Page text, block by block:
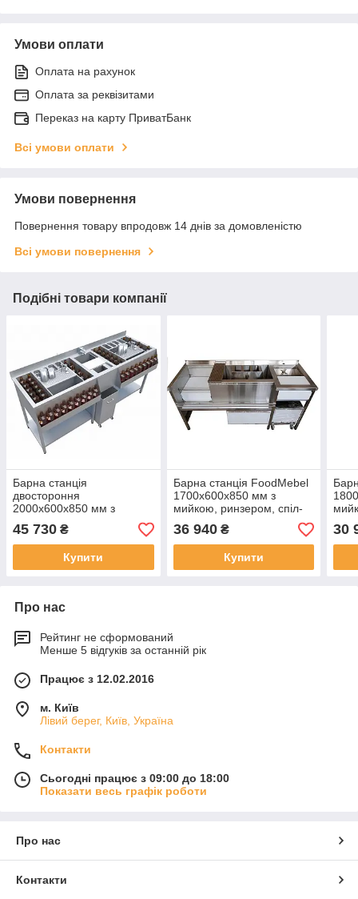
Умови оплати
Оплата на рахунок
Оплата за реквізитами
Переказ на карту ПриватБанк
Всі умови оплати
Умови повернення
Повернення товару впродовж 14 днів за домовленістю
Всі умови повернення
Подібні товари компанії
Барна станція
двостороння
2000х600х850 мм з
мийкою посередині та
рухомими спил-стопами
45 730 ₴
Купити
Барна станція FoodMebel
1700х600х850 мм з
мийкою, ринзером, спіл-
стопом і висувним ящиком
36 940₴
Купити
30
Про нас
Рейтинг не сформований
Менше 5 відгуків за останній рік
Працює з 12.02.2016
м. Київ
Лівий берег, Київ, Україна
Контакти
Сьогодні працює з 09:00 до 18:00
Показати весь графік роботи
Про нас
Контакти